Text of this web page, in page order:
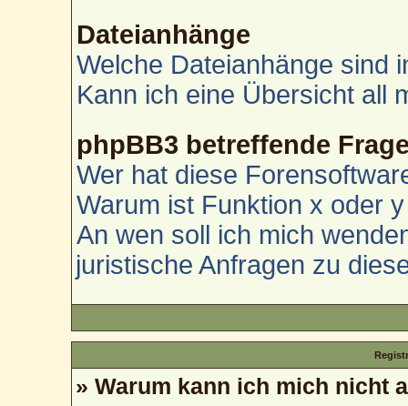
Dateianhänge
Welche Dateianhänge sind
Kann ich eine Übersicht all
phpBB3 betreffende
Wer hat diese
Warum ist Funktion x oder
An wen soll ich mich
juristische Anfragen zu
» Warum kann ich mich nicht